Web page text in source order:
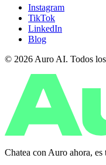
Instagram
TikTok
LinkedIn
Blog
© 2026 Auro AI. Todos los
Chatea con Auro ahora, es